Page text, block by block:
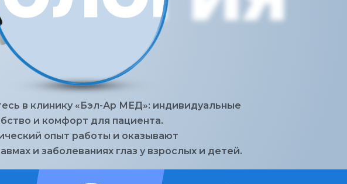
в клинику «Бэл-Ар МЕД»: индивидуальные
и комфорт для пациента.
опыт работы и оказывают
и заболеваниях глаз у взрослых и детей.